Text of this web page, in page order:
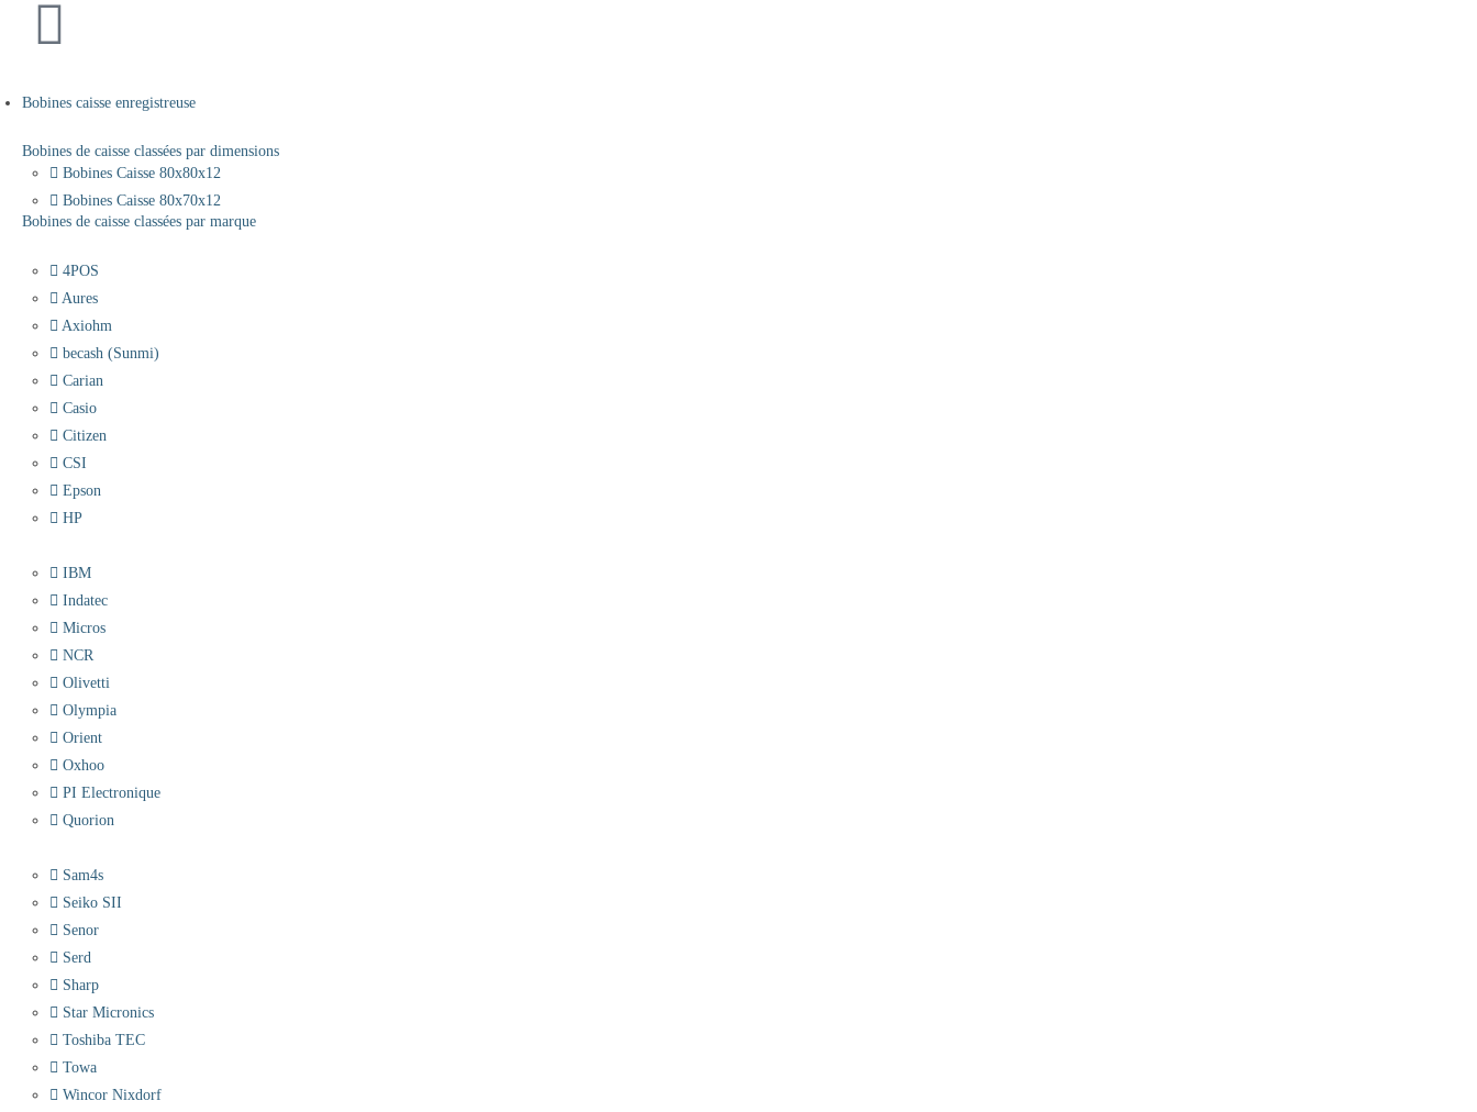
Bobines caisse enregistreuse
Bobines de caisse classées par dimensions
Bobines Caisse 80x80x12
Bobines Caisse 80x70x12
Bobines de caisse classées par marque
4POS
Aures
Axiohm
becash (Sunmi)
Carian
Casio
Citizen
CSI
Epson
HP
IBM
Indatec
Micros
NCR
Olivetti
Olympia
Orient
Oxhoo
PI Electronique
Quorion
Sam4s
Seiko SII
Senor
Serd
Sharp
Star Micronics
Toshiba TEC
Towa
Wincor Nixdorf